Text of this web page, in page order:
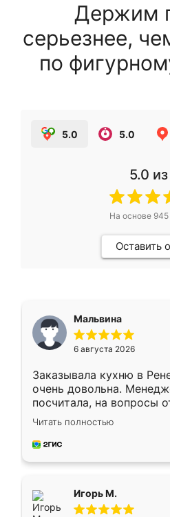
Держим
серьезнее,
по
5.0 5.0
5.0
На основе 945
Оставить
Мальвина
6 августа 2026
Заказывала кухню в
очень довольна.
посчитала, на вопросы
Замерщик приехал в
делу со всей
за день, ребята
Читать полностью
Игорь М.